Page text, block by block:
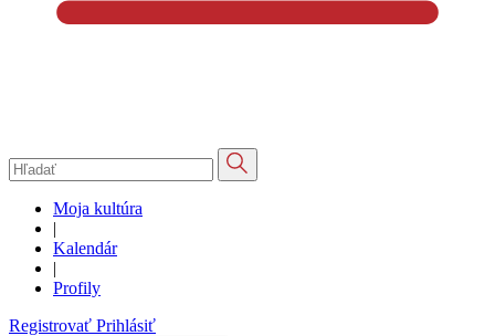
Moja kultúra
|
Kalendár
|
Profily
Registrovať Prihlásiť